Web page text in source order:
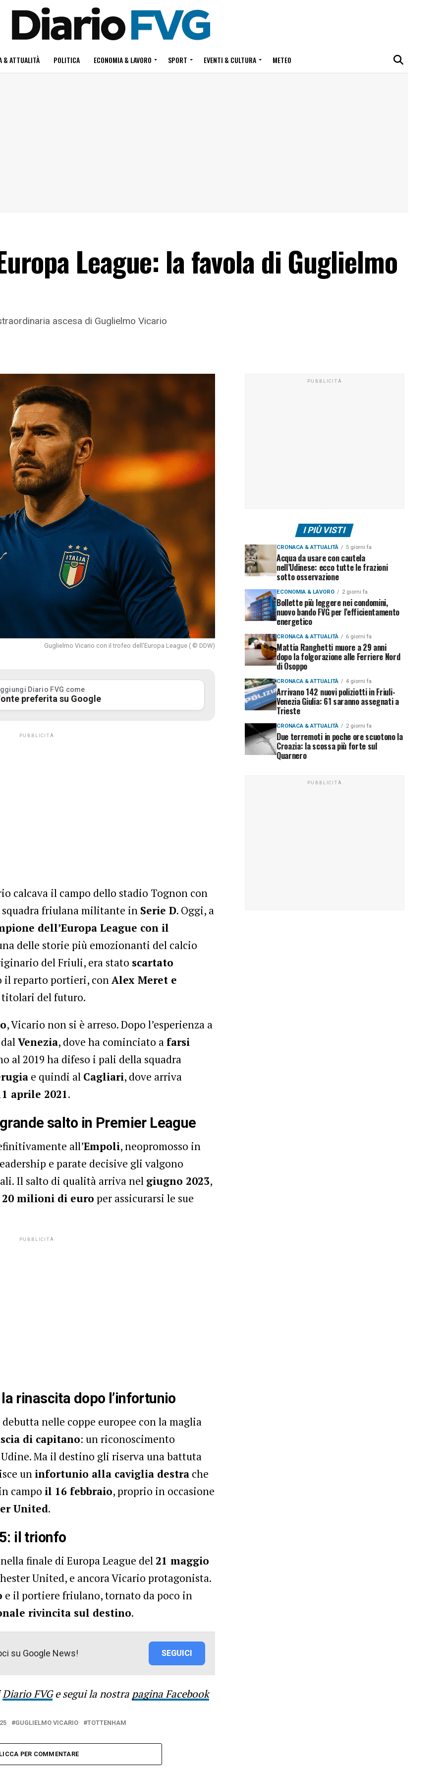
& ATTUALITÀ POLITICA ECONOMIA & LAVORO SPORT EVENTI & CULTURA METEO
League: la favola di Guglielmo
ascesa di Guglielmo Vicario
Guglielmo Vicario con il trofeo dell'Europa League ( © DDW)
Diario FVG come
preferita su Google
calcava il campo dello stadio Tognon con
squadra friulana militante in Serie D. Oggi, a
dell’Europa League con il
delle storie più emozionanti del calcio
del Friuli, era stato scartato
il reparto portieri, conAlex Meret e
del futuro.
, Vicario non si è arreso. Dopo l’esperienza a
Venezia, dove ha cominciato a farsi
al 2019 ha difeso i pali della squadra
e quindi al Cagliari, dove arriva
aprile 2021.
salto in Premier League
all’Empoli, neopromosso in
e parate decisive gli valgono
Il salto di qualità arriva nel giugno 2023,
milioni di euro per assicurarsi le sue
rinascita dopo l’infortunio
nelle coppe europee con la maglia
di capitano: un riconoscimento
Ma il destino gli riserva una battuta
un infortunio alla caviglia destra che
campo il 16 febbraio, proprio in occasione
United.
il trionfo
finale di Europa League del 21 maggio
United, e ancora Vicario protagonista.
e il portiere friulano, tornato da poco in
rivincita sul destino.
su Google News! SEGUICI
Diario FVGe segui la nostra pagina Facebook
GUGLIELMO VICARIO TOTTENHAM
PER COMMENTARE
PUBBLICITÀ
I PIÙ VISTI
CRONACA & ATTUALITÀ 5 giorni fa
Acqua da usare con cautela
nell’Udinese: ecco tutte le frazioni
sotto osservazione
ECONOMIA & LAVORO 2 giorni fa
Bollette più leggere nei condomini,
nuovo bando FVG per l’efficientamento
energetico
CRONACA & ATTUALITÀ 6 giorni fa
Mattia Ranghetti muore a 29 anni
dopo la folgorazione alle Ferriere Nord
di Osoppo
CRONACA & ATTUALITÀ 4 giorni fa
Arrivano 142 nuovi poliziotti in Friuli-
Venezia Giulia: 61 saranno assegnati a
Trieste
CRONACA & ATTUALITÀ 2 giorni fa
Due terremoti in poche ore scuotono la
Croazia: la scossa più forte sul
Quarnero
PUBBLICITÀ